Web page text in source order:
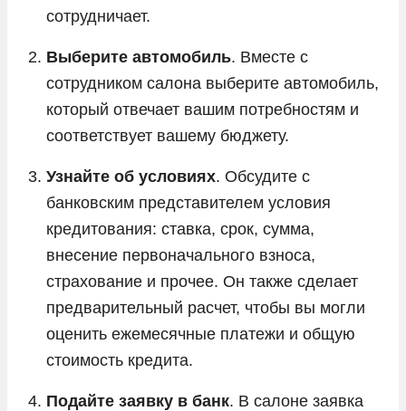
сотрудничает.
Выберите автомобиль. Вместе с
сотрудником салона выберите автомобиль,
который отвечает вашим потребностям и
соответствует вашему бюджету.
Узнайте об условиях. Обсудите с
банковским представителем условия
кредитования: ставка, срок, сумма,
внесение первоначального взноса,
страхование и прочее. Он также сделает
предварительный расчет, чтобы вы могли
оценить ежемесячные платежи и общую
стоимость кредита.
Подайте заявку в банк. В салоне заявка